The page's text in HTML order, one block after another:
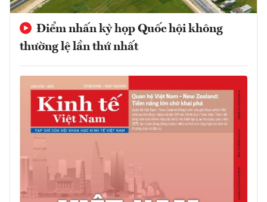
Điểm nhấn kỳ họp Quốc hội không
thường lệ lần thứ nhất